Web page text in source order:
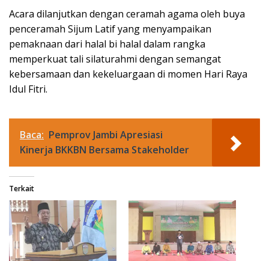
Acara dilanjutkan dengan ceramah agama oleh buya
penceramah Sijum Latif yang menyampaikan
pemaknaan dari halal bi halal dalam rangka
memperkuat tali silaturahmi dengan semangat
kebersamaan dan kekeluargaan di momen Hari Raya
Idul Fitri.
Baca: Pemprov Jambi Apresiasi
Kinerja BKKBN Bersama Stakeholder
Terkait